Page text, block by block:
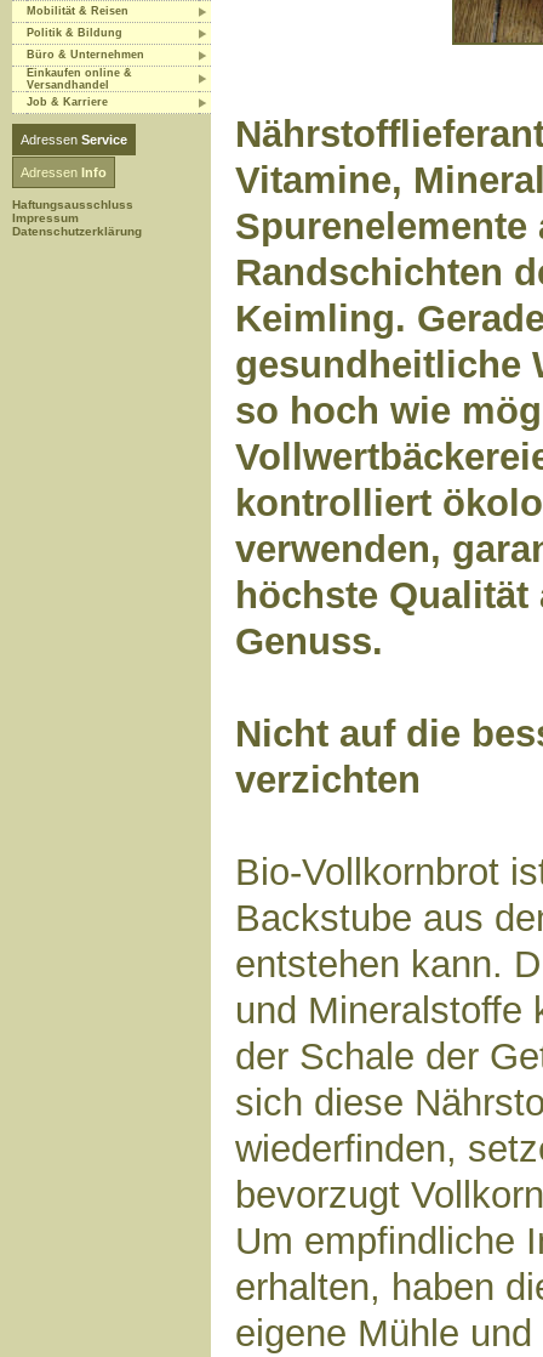
Mobilität & Reisen
Politik & Bildung
Büro & Unternehmen
Einkaufen online &
Versandhandel
Job & Karriere
Adressen Service
Adressen Info
Haftungsausschluss
Impressum
Datenschutzerklärung
Vitamine,
Spurenelemente
Randschichten
Keimling.
gesundheitliche
so hoch wie
kontrolliert
verwenden,
höchste
Genuss.
Nicht auf die
verzichten
Bio-Vollkornbrot
Backstube aus
entstehen kann.
und Mineralstoffe
der Schale der
sich diese
wiederfinden,
bevorzugt
Um empfindliche
erhalten, haben
eigene Mühle